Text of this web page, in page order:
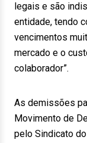
legais e são
entidade, tendo
vencimentos
mercado e o
colaborador”.
As demissões
Movimento de
pelo Sindicato